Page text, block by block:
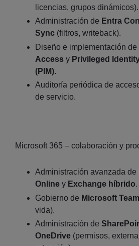
licencias, grupos dinámicos).
Administración de Entra
Sync (filtros, writeback).
Diseño e implementación de
Access y Privileged
(PIM).
Auditoría periódica de
de servicio.
Microsoft 365 – colaboración y
Administración avanzada de
Online y Exchange híbrido.
Gobierno de Microsoft
vida).
Administración de
OneDrive (permisos,